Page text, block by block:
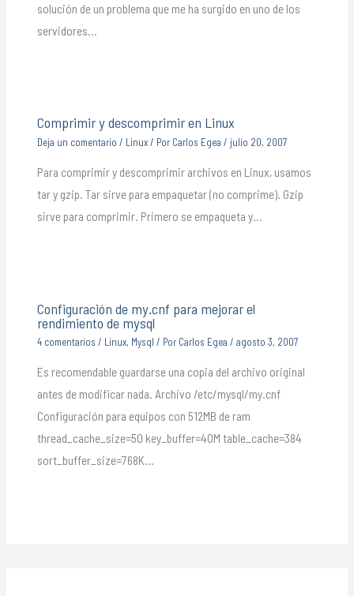
solución de un problema que me ha surgido en uno de los
servidores…
Comprimir y descomprimir en Linux
Deja un comentario / Linux/ Por Carlos Egea/ julio 20, 2007
Para comprimir y descomprimir archivos en Linux, usamos
tar y gzip. Tar sirve para empaquetar (no comprime). Gzip
sirve para comprimir. Primero se empaqueta y…
Configuración de my.cnf para mejorar el
rendimiento de mysql
4 comentarios / Linux, Mysql / Por Carlos Egea/agosto 3, 2007
Es recomendable guardarse una copia del archivo original
antes de modificar nada. Archivo /etc/mysql/my.cnf
Configuración para equipos con 512MB de ram
thread_cache_size=50 key_buffer=40M table_cache=384
sort_buffer_size=768K…